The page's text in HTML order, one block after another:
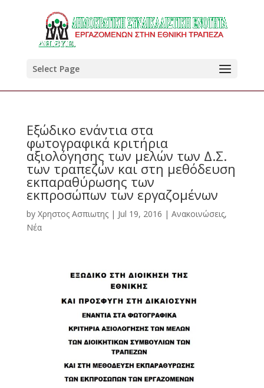
Select Page
Εξώδικο ενάντια στα
φωτογραφικά κριτήρια
αξιολόγησης των μελών των Δ.Σ.
των τραπεζών και στη μεθόδευση
εκπαραθύρωσης των
εκπροσώπων των εργαζομένων
by Χρηστος Ασπιωτης| Jul 19, 2016 | Ανακοινώσεις,
Νέα